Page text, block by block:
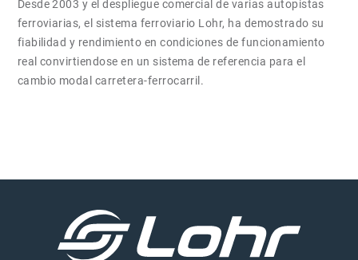
Desde 2003 y el despliegue comercial de varias autopistas
ferroviarias, el sistema ferroviario Lohr, ha demostrado su
fiabilidad y rendimiento en condiciones de funcionamiento
real convirtiendose en un sistema de referencia para el
cambio modal carretera-ferrocarril.